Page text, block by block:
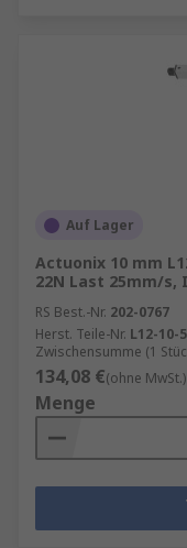
Auf Lager
Actuonix 10 mm
22N Last 25mm/s,
RS Best.-Nr. 202-0767
Herst. Teile-Nr. L12-10-
Zwischensumme (1
134,08 €(ohne MwSt.)
Menge